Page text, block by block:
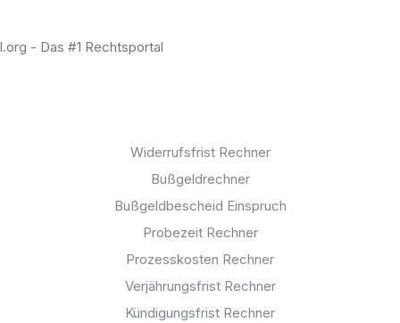
Widerrufsfrist Rechner
Bußgeldrechner
Bußgeldbescheid Einspruch
Probezeit Rechner
Prozesskosten Rechner
Verjährungsfrist Rechner
Kündigungsfrist Rechner